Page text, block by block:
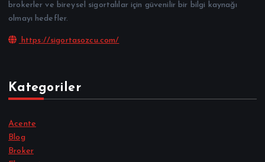
brokerler ve bireysel sigortalılar için güvenilir bir bilgi kaynağı
olmayı hedefler.
https://sigortasozcu.com/
Kategoriler
Acente
Blog
Broker